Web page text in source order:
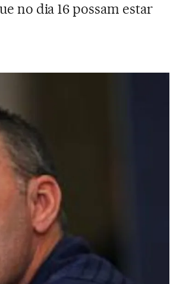
no dia 16 possam estar